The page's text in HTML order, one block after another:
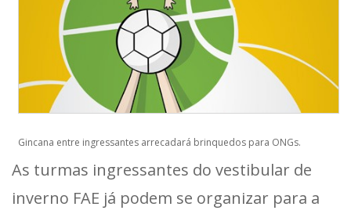
Gincana entre ingressantes arrecadará brinquedos para ONGs.
As turmas ingressantes do vestibular de
inverno FAE já podem se organizar para a